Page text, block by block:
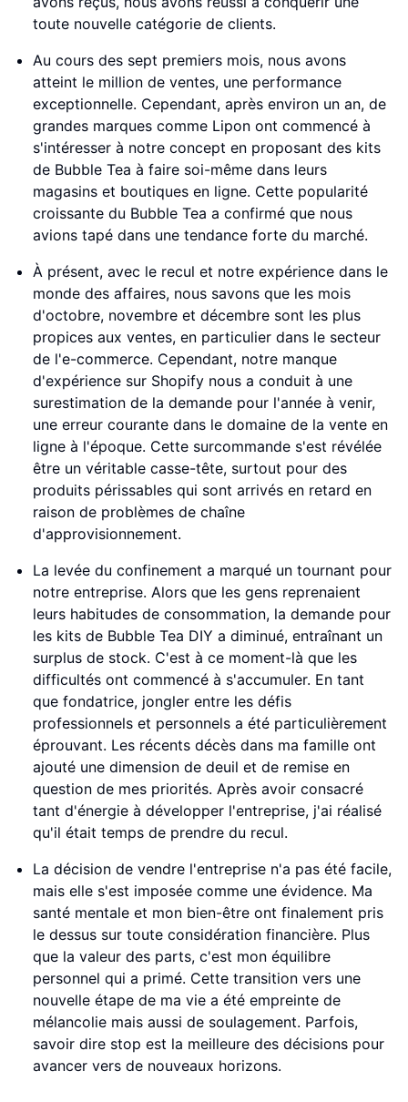
toute nouvelle catégorie de clients.
Au cours des sept premiers mois, nous avons
atteint le million de ventes, une performance
exceptionnelle. Cependant, après environ un an, de
grandes marques comme Lipon ont commencé à
s'intéresser à notre concept en proposant des kits
de Bubble Tea à faire soi-même dans leurs
magasins et boutiques en ligne. Cette popularité
croissante du Bubble Tea a confirmé que nous
avions tapé dans une tendance forte du marché.
À présent, avec le recul et notre expérience dans le
monde des affaires, nous savons que les mois
d'octobre, novembre et décembre sont les plus
propices aux ventes, en particulier dans le secteur
de l'e-commerce. Cependant, notre manque
d'expérience sur Shopify nous a conduit à une
surestimation de la demande pour l'année à venir,
une erreur courante dans le domaine de la vente en
ligne à l'époque. Cette surcommande s'est révélée
être un véritable casse-tête, surtout pour des
produits périssables qui sont arrivés en retard en
raison de problèmes de chaîne
d'approvisionnement.
La levée du confinement a marqué un tournant pour
notre entreprise. Alors que les gens reprenaient
leurs habitudes de consommation, la demande pour
les kits de Bubble Tea DIY a diminué, entraînant un
surplus de stock. C'est à ce moment-là que les
difficultés ont commencé à s'accumuler. En tant
que fondatrice, jongler entre les défis
professionnels et personnels a été particulièrement
éprouvant. Les récents décès dans ma famille ont
ajouté une dimension de deuil et de remise en
question de mes priorités. Après avoir consacré
tant d'énergie à développer l'entreprise, j'ai réalisé
qu'il était temps de prendre du recul.
La décision de vendre l'entreprise n'a pas été facile,
mais elle s'est imposée comme une évidence. Ma
santé mentale et mon bien-être ont finalement pris
le dessus sur toute considération financière. Plus
que la valeur des parts, c'est mon équilibre
personnel qui a primé. Cette transition vers une
nouvelle étape de ma vie a été empreinte de
mélancolie mais aussi de soulagement. Parfois,
savoir dire stop est la meilleure des décisions pour
avancer vers de nouveaux horizons.